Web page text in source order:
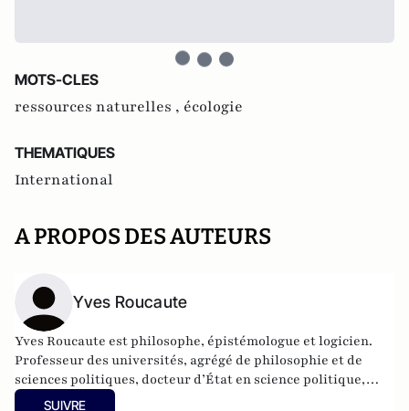
MOTS-CLES
ressources naturelles , écologie
THEMATIQUES
International
A PROPOS DES AUTEURS
Yves Roucaute
Yves Roucaute est philosophe, épistémologue et logicien.
Professeur des universités, agrégé de philosophie et de
sciences politiques, docteur d’État en science politique,
docteur en philosophie (épistémologie), conférencier pour
SUIVRE